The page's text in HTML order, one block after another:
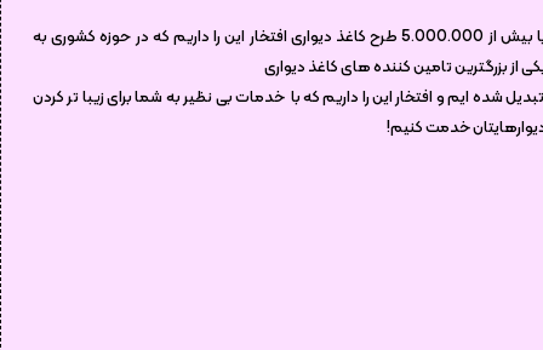
با بیش از 5.000.000 طرح کاغذ دیواری افتخار این را داریم که در حوزه کشوری به
از بزرگترین تامین کننده های کاغذ دیواری
شده ایم و افتخار این را داریم که با خدمات بی نظیر به شما برای زیبا تر کردن
خدمت کنیم!